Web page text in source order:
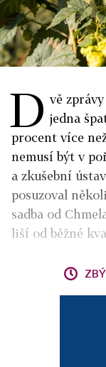
D vě
jedna
procent více
nemusí být v
a zkušební
posuzoval
sadba od
liší od běžné